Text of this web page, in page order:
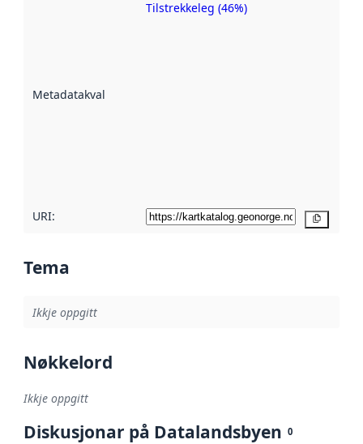
Metadatakvalitet
Metadatakvalitet
Tilstrekkeleg (46%)
URI:
Tema
Ikkje oppgitt
Nøkkelord
Ikkje oppgitt
Diskusjonar på Datalandsbyen 0